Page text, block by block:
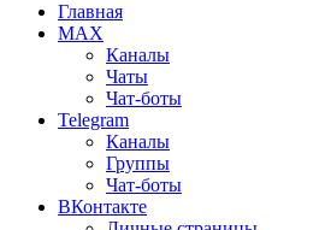
Главная
MAX
Каналы
Чаты
Чат-боты
Telegram
Каналы
Группы
Чат-боты
ВКонтакте